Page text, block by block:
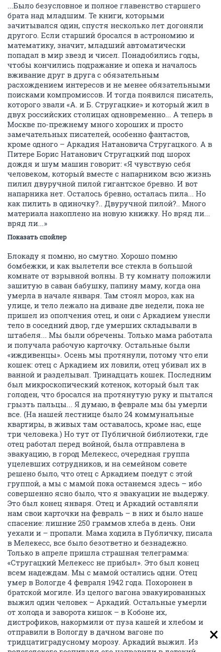
...Было безусловное и полное главенство старшего
брата над младшим. Те книги, которыми
зачитывался один, спустя несколько лет догоняли
другого. Если старший бросался в астрономию и
математику, значит, младший автоматически
попадал в мир звезд и чисел. Понадобились годы,
чтобы кончились подражание и опека и началось
вживание друг в друга с обязательным
расхождением интересов и не менее обязательными
поисками компромиссов. И тогда появился писатель,
которого звали «А. и Б. Стругацкие» и который жил в
двух российских столицах одновременно... А теперь в
Москве по-прежнему много хороших и просто
замечательных писателей, особенно фантастов,
кроме одного – Аркадия Натановича Стругацкого. А в
Питере Борис Натанович Стругацкий под шорох
дождя и шум машин говорит: «Я чувствую себя
человеком, который вместе с напарником всю жизнь
пилил двуручной пилой гигантское бревно. И вот
напарника нет. Осталось бревно, осталась пила... Но
как пилить в одиночку?.. Двуручной пилой?.. Много
материала накоплено на новую книжку. Но вряд ли...
вряд ли...»
Показать спойлер
Блокаду я помню, но смутно. Хорошо помню
бомбежки, и как вылетели все стекла в большой
комнате от взрывной волны. В ту комнату положили
зашитую в саван бабушку, папину маму, когда она
умерла в начале января. Там стоял мороз, как на
улице, и тело лежало на диване две недели, пока не
пришел из ополчения отец, и они с Аркадием унесли
тело в соседний двор, где умерших складывали в
штабеля... Мы были обречены. Только мама работала
и получала рабочую карточку. Остальные были
«иждивенцы». Осень мы протянули, потому что ели
кошек: отец с Аркадием их ловили, отец убивал их в
ванной и разделывал. Тринадцать кошек. Последним
был микроскопический котенок, который был так
голоден, что бросался на протянутую руку и пытался
грызть пальцы... Я думаю, в феврале мы бы умерли
все. (На нашей лестнице было 24 коммунальные
квартиры, в живых там оставалось, кроме нас, еще
три человека.) Но тут от Публичной библиотеки, где
отец работал перед войной, была отправлена в
эвакуацию, в город Мелекесс, очередная группа
уцелевших сотрудников, и на семейном совете
решено было, что отец с Аркадием поедут с этой
группой, а мы с мамой пока останемся здесь – ибо
совершенно ясно было, что я эвакуации не выдержу.
Это был конец января. Отец и Аркадий оставляли
нам свои карточки на февраль – в них и было наше
спасение: лишние 250 граммов хлеба в день. Они
уехали и – пропали. Мама ходила в Публичку, писала
в Мелекесс, все было безответно и безнадежно.
Только в апреле пришла страшная телеграмма:
«Стругацкий Мелекесс не прибыл». Это был конец
всем надеждам. Мы с мамой остались одни. Отец
умер в Вологде 4 февраля 1942 года. Похоронен в
братской могиле. Из целого вагона эвакуированных
выжил один человек – Аркадий. Остальные умерли
от холода и заворота кишок – в Кобоне их,
дистрофиков, накормили от пуза кашей и хлебом и
отправили в Вологду в дачном вагоне по
тридцатиградусному морозу. Аркадий выжил. Из